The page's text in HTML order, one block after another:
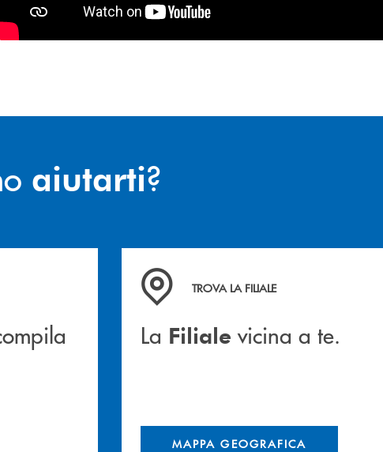
aiutarti?
e noi ti richiamiamoLa&nbsp; Filiale &nbsp;vicina a te. &nbsp;
TROVA LA FILIALE
La Filiale vicina a te.
MAPPA GEOGRAFICA